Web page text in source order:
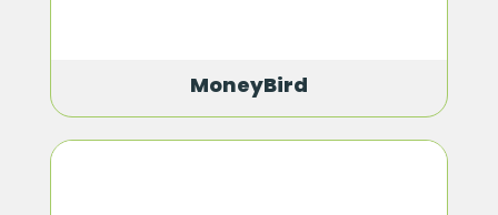
MoneyBird